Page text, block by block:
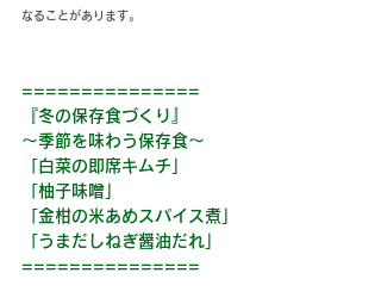
なることがあります。
===============
『冬の保存食づくり』
～季節を味わう保存食～
「白菜の即席キムチ」
柚子味噌
「金柑の米あめスパイス煮」
「うまだしねぎ醤油だれ」
===============